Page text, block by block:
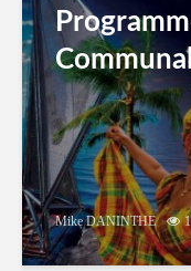
Mike DANINTHE